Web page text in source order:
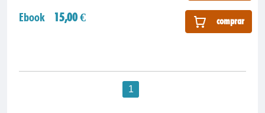
Ebook 15,00 € comprar
1